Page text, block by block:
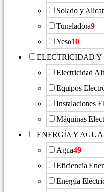
Solado y
Tuneladora9
Yeso10
ELECTRICIDAD Y
Electricidad
Equipos
Instalaciones
Máquinas
ENERGÍA Y AGUA
Agua49
Eficiencia
Energía